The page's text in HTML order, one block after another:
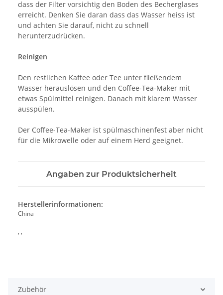
dass der Filter vorsichtig den Boden des Becherglases
erreicht. Denken Sie daran dass das Wasser heiss ist
und achten Sie darauf, nicht zu schnell
herunterzudrücken.
Reinigen
Den restlichen Kaffee oder Tee unter fließendem
Wasser herauslösen und den Coffee-Tea-Maker mit
etwas Spülmittel reinigen. Danach mit klarem Wasser
ausspülen.
Der Coffee-Tea-Maker ist spülmaschinenfest aber nicht
für die Mikrowelle oder auf einem Herd geeignet.
Angaben zur Produktsicherheit
Herstellerinformationen:
China
, ,
Zubehör